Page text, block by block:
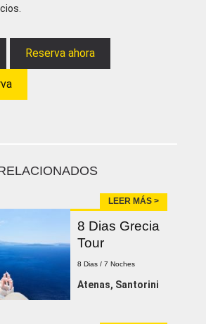
Reserva ahora
LEER MÁS >
8 Dias Grecia
Tour
8 Dias / 7 Noches
Atenas, Santorini